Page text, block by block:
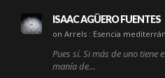
ISAAC AGÜERO FUENTES
on Arrels : Esencia
Pues sí. Si más de uno tiene
manía de…